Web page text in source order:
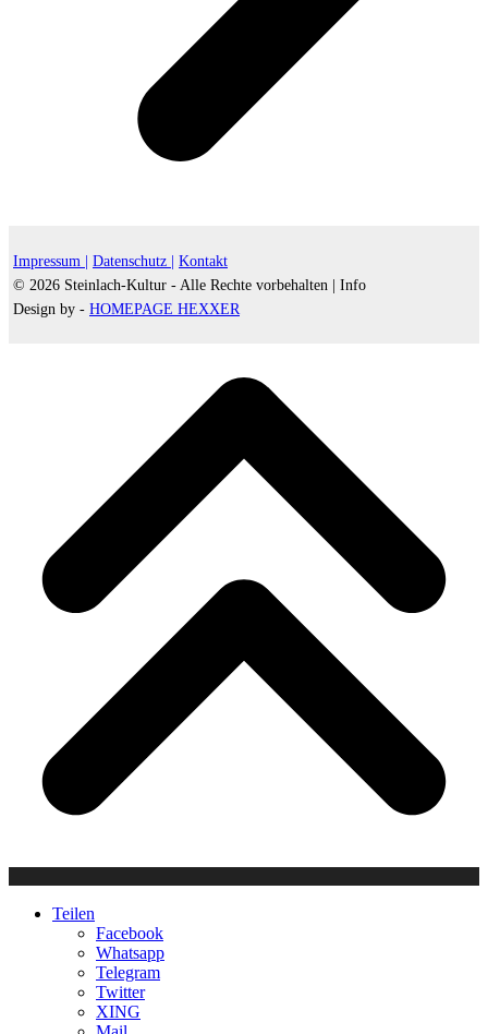
Impressum | Datenschutz |
Kontakt
© 2026 Steinlach-Kultur - Alle Rechte vorbehalten |
Info
Design by - HOMEPAGE HEXXER
Teilen
Facebook
Whatsapp
Telegram
Twitter
XING